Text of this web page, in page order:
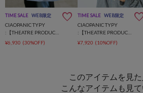
TIME SALE WEB限定
CIAOPANIC TYPY
¥6,930 (30%OFF)
TIME SALE WEB限定
CIAOPANIC TYPY
:【THEATRE PRODUCTS】別注フリル2WAYBAG
¥7,920 (10%OFF)
このアイテムを見
こんなアイテムも見